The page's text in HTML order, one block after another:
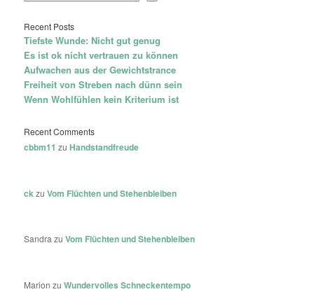
Recent Posts
Tiefste Wunde: Nicht gut genug
Es ist ok nicht vertrauen zu können
Aufwachen aus der Gewichtstrance
Freiheit von Streben nach dünn sein
Wenn Wohlfühlen kein Kriterium ist
Recent Comments
cbbm11 zuHandstandfreude
ckzuVom Flüchten und Stehenbleiben
Sandra zuVom Flüchten und Stehenbleiben
Marion zuWundervolles Schneckentempo